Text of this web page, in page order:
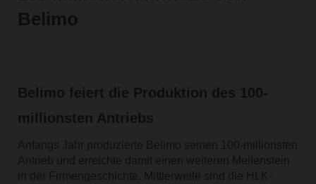
Belimo
Belimo feiert die Produktion des 100-
millionsten Antriebs
Anfangs Jahr produzierte Belimo seinen 100-millionsten
Antrieb und erreichte damit einen weiteren Meilenstein
in der Firmengeschichte. Mittlerweile sind die HLK-